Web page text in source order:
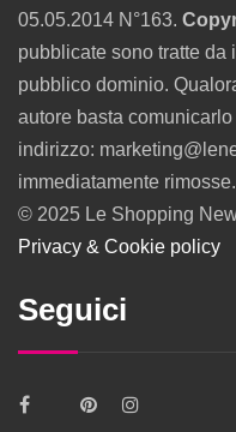
05.05.2014 N°163.
pubblicate sono tratte da
pubblico dominio.
autore basta
indirizzo:
immediatamente rimosse.
© 2025 Le Shopping
Privacy & Cookie policy
Seguici